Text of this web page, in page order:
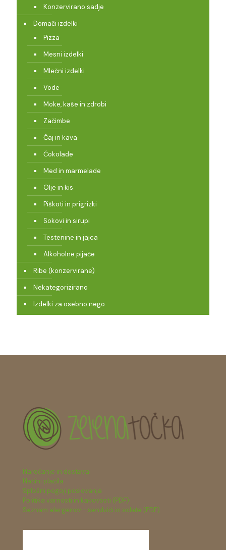
Konzervirano sadje
Domači izdelki
Pizza
Mesni izdelki
Mlečni izdelki
Vode
Moke, kaše in zdrobi
Začimbe
Čaj in kava
Čokolade
Med in marmelade
Olje in kis
Piškoti in prigrizki
Sokovi in sirupi
Testenine in jajca
Alkoholne pijače
Ribe (konzervirane)
Nekategorizirano
Izdelki za osebno nego
Naročanje in dostava
Načini plačila
Splošni pogoji poslovanja
Politika varnosti in kakovosti (PDF)
Seznam alergenov - sendviči in solate (PDF)